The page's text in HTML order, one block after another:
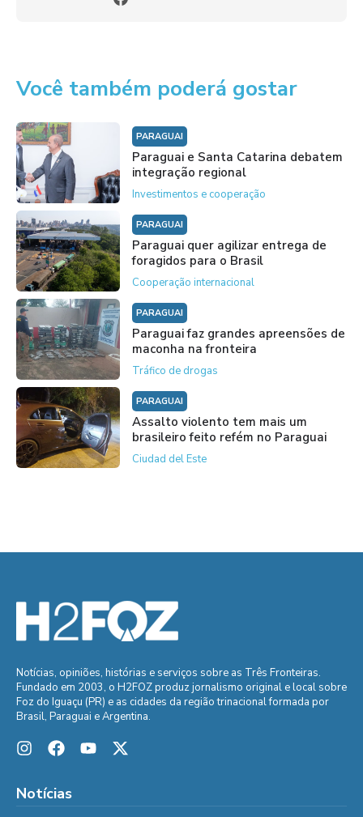
Você também poderá gostar
PARAGUAI
Paraguai e Santa Catarina debatem
integração regional
Investimentos e cooperação
PARAGUAI
Paraguai quer agilizar entrega de
foragidos para o Brasil
Cooperação internacional
PARAGUAI
Paraguai faz grandes apreensões de
maconha na fronteira
Tráfico de drogas
PARAGUAI
Assalto violento tem mais um
brasileiro feito refém no Paraguai
Ciudad del Este
Notícias, opiniões, histórias e serviços sobre as Três Fronteiras.
Fundado em 2003, o H2FOZ produz jornalismo original e local sobre
Foz do Iguaçu (PR) e as cidades da região trinacional formada por
Brasil, Paraguai e Argentina.
Notícias